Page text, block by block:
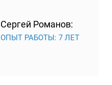
Сергей Романов:
ОПЫТ РАБОТЫ: 7 ЛЕТ